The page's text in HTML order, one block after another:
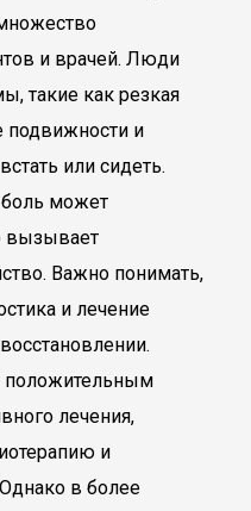
и врачей. Люди
такие как резкая
подвижности и
или сидеть.
может
вызывает
Важно понимать,
и лечение
положительным
лечения,
и
в более